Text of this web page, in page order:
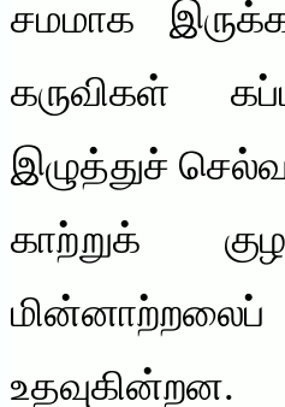
சமமாக
கருவிகள்
இழுத்துச்
காற்றுக்